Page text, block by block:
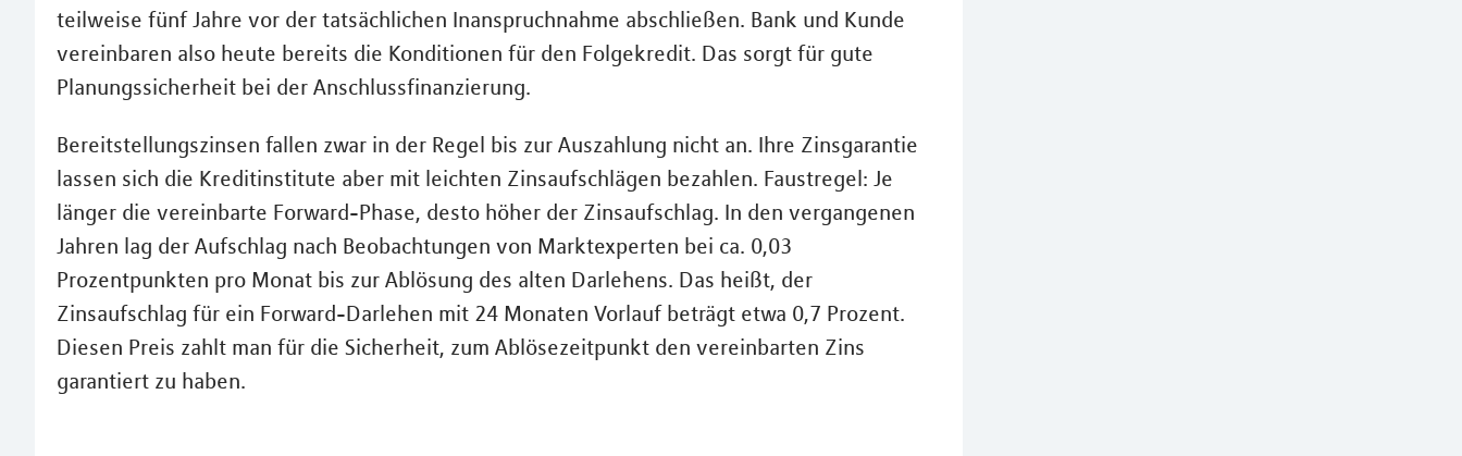
teilweise fünf Jahre vor der tatsächlichen Inanspruchnahme abschließen. Bank und Kunde
vereinbaren also heute bereits die Konditionen für den Folgekredit. Das sorgt für gute
Planungssicherheit bei der Anschlussfinanzierung.
Bereitstellungszinsen fallen zwar in der Regel bis zur Auszahlung nicht an. Ihre Zinsgarantie
lassen sich die Kreditinstitute aber mit leichten Zinsaufschlägen bezahlen. Faustregel: Je
länger die vereinbarte Forward-Phase, desto höher der Zinsaufschlag. In den vergangenen
Jahren lag der Aufschlag nach Beobachtungen von Marktexperten bei ca. 0,03
Prozentpunkten pro Monat bis zur Ablösung des alten Darlehens. Das heißt, der
Zinsaufschlag für ein Forward-Darlehen mit 24 Monaten Vorlauf beträgt etwa 0,7 Prozent.
Diesen Preis zahlt man für die Sicherheit, zum Ablösezeitpunkt den vereinbarten Zins
garantiert zu haben.